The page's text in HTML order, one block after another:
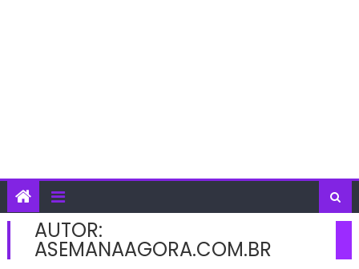
AUTOR:
ASEMANAAGORA.COM.BR